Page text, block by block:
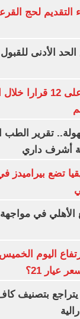
الأدنى للقبول
مجلس الوزراء يوافق على 12
تقرير
أشرف داري
تضع بيراميدز
الأهلي في مواجهة
يتراجع بتصنيف